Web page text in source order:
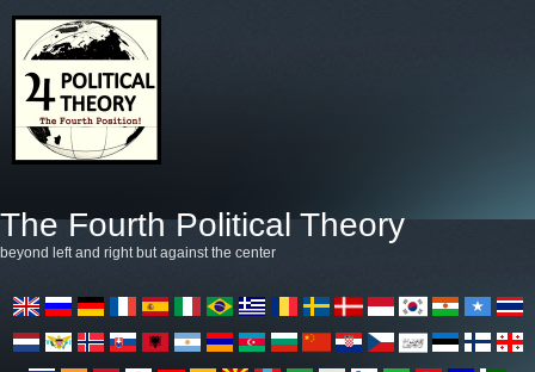
The Fourth Political Theory
beyond left and right but against the center